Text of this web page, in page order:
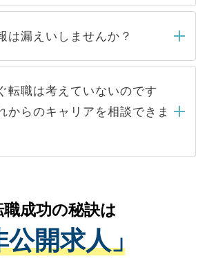
を避けるため 人気のある医療機
てしまうと、応募が殺到する場
関が求める条件に合った人材の
介会社に依頼するケースが増え
を強要することは一切ありませ
仮に応募先から内定をいただい
る必要はありません。内定先へ
絡はキャリアパートナーが行い
は漏えいしませんか？
漏えいすることはありませんの
ください。当サイトからの登録
したご登録者様の個人情報は、
ャリアアップおよび転職活動の
に使用いたします。お預かりし
ての個人データはご本人の許可
報の取り扱いについての厳密な
満たした事業者のみに付与され
バシーマークを取得済みです。
転職は考えていないのです
からのキャリアを相談できま
、現在の医療機関の状況や紹介
えながら、適切なアドバイスを
だきます。すぐにご転職をされ
、長期的なサポートが可能です
職成功の秘訣は
公開求人」